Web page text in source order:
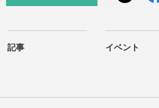
記事 イベント